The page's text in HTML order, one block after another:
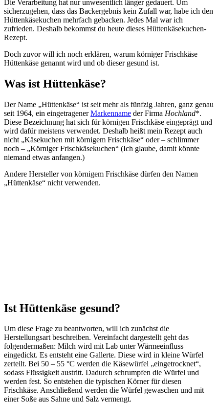
Die Verarbeitung hat nur unwesentlich länger gedauert. Um
sicherzugehen, dass das Backergebnis kein Zufall war, habe ich den
Hüttenkäsekuchen mehrfach gebacken. Jedes Mal war ich
zufrieden. Deshalb bekommst du heute dieses Hüttenkäsekuchen-
Rezept.
Doch zuvor will ich noch erklären, warum körniger Frischkäse
Hüttenkäse genannt wird und ob dieser gesund ist.
Was ist Hüttenkäse?
Der Name „Hüttenkäse“ ist seit mehr als fünfzig Jahren, ganz genau
seit 1964, ein eingetragenerMarkenname der Firma Hochland*.
Diese Bezeichnung hat sich für körnigen Frischkäse eingeprägt und
wird dafür meistens verwendet. Deshalb heißt mein Rezept auch
nicht „Käsekuchen mit körnigem Frischkäse“ oder – schlimmer
noch – „Körniger Frischkäsekuchen“ (Ich glaube, damit könnte
niemand etwas anfangen.)
Andere Hersteller von körnigem Frischkäse dürfen den Namen
„Hüttenkäse“ nicht verwenden.
Ist Hüttenkäse gesund?
Um diese Frage zu beantworten, will ich zunächst die
Herstellungsart beschreiben. Vereinfacht dargestellt geht das
folgendermaßen: Milch wird mit Lab unter Wärmeeinfluss
eingedickt. Es entsteht eine Gallerte. Diese wird in kleine Würfel
zerteilt. Bei 50 – 55 °C werden die Käsewürfel „eingetrocknet“,
sodass Flüssigkeit austritt. Dadurch schrumpfen die Würfel und
werden fest. So entstehen die typischen Körner für diesen
Frischkäse. Anschließend werden die Würfel gewaschen und mit
einer Soße aus Sahne und Salz vermengt.